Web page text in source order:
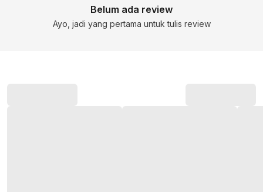
Belum ada review
Ayo, jadi yang pertama untuk tulis review